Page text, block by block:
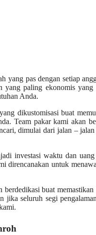
pas dengan setiap
paling ekonomis yang
Anda.
dikustomisasi buat
Team pakar kami akan
dimulai dari jalan –
investasi waktu dan
untuk
buat
jika seluruh segi